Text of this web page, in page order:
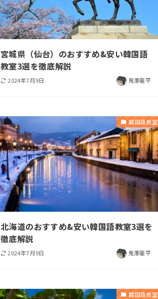
宮城県（仙台）のおすすめ&安い韓国語
教室3選を徹底解説
2024年7月9日 鬼澤龍平
韓国語教室
北海道のおすすめ&安い韓国語教室3選を
徹底解説
2024年7月9日 鬼澤龍平
韓国語教室